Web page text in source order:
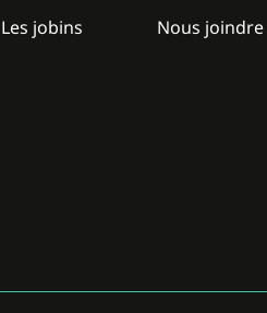
Les jobins Nous joindre